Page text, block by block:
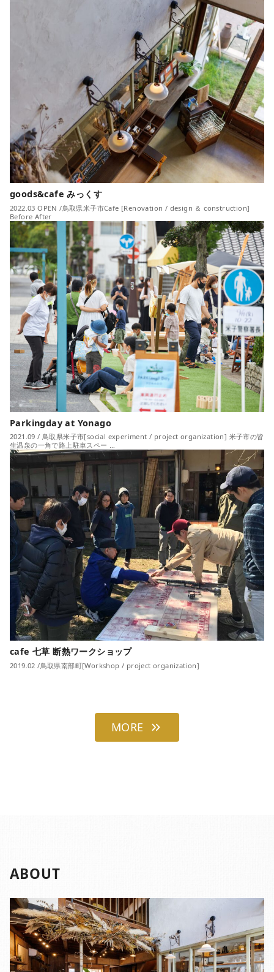
goods&cafe みっくす
2022.03 OPEN /鳥取県米子市Cafe [Renovation / design ＆ construction]
Before After
Parkingday at Yonago
2021.09 / 鳥取県米子市[social experiment / project organization] 米子市の皆
生温泉の一角で路上駐車スペー …
cafe 七草 断熱ワークショップ
2019.02 /鳥取県南部町[Workshop / project organization]
MORE
ABOUT